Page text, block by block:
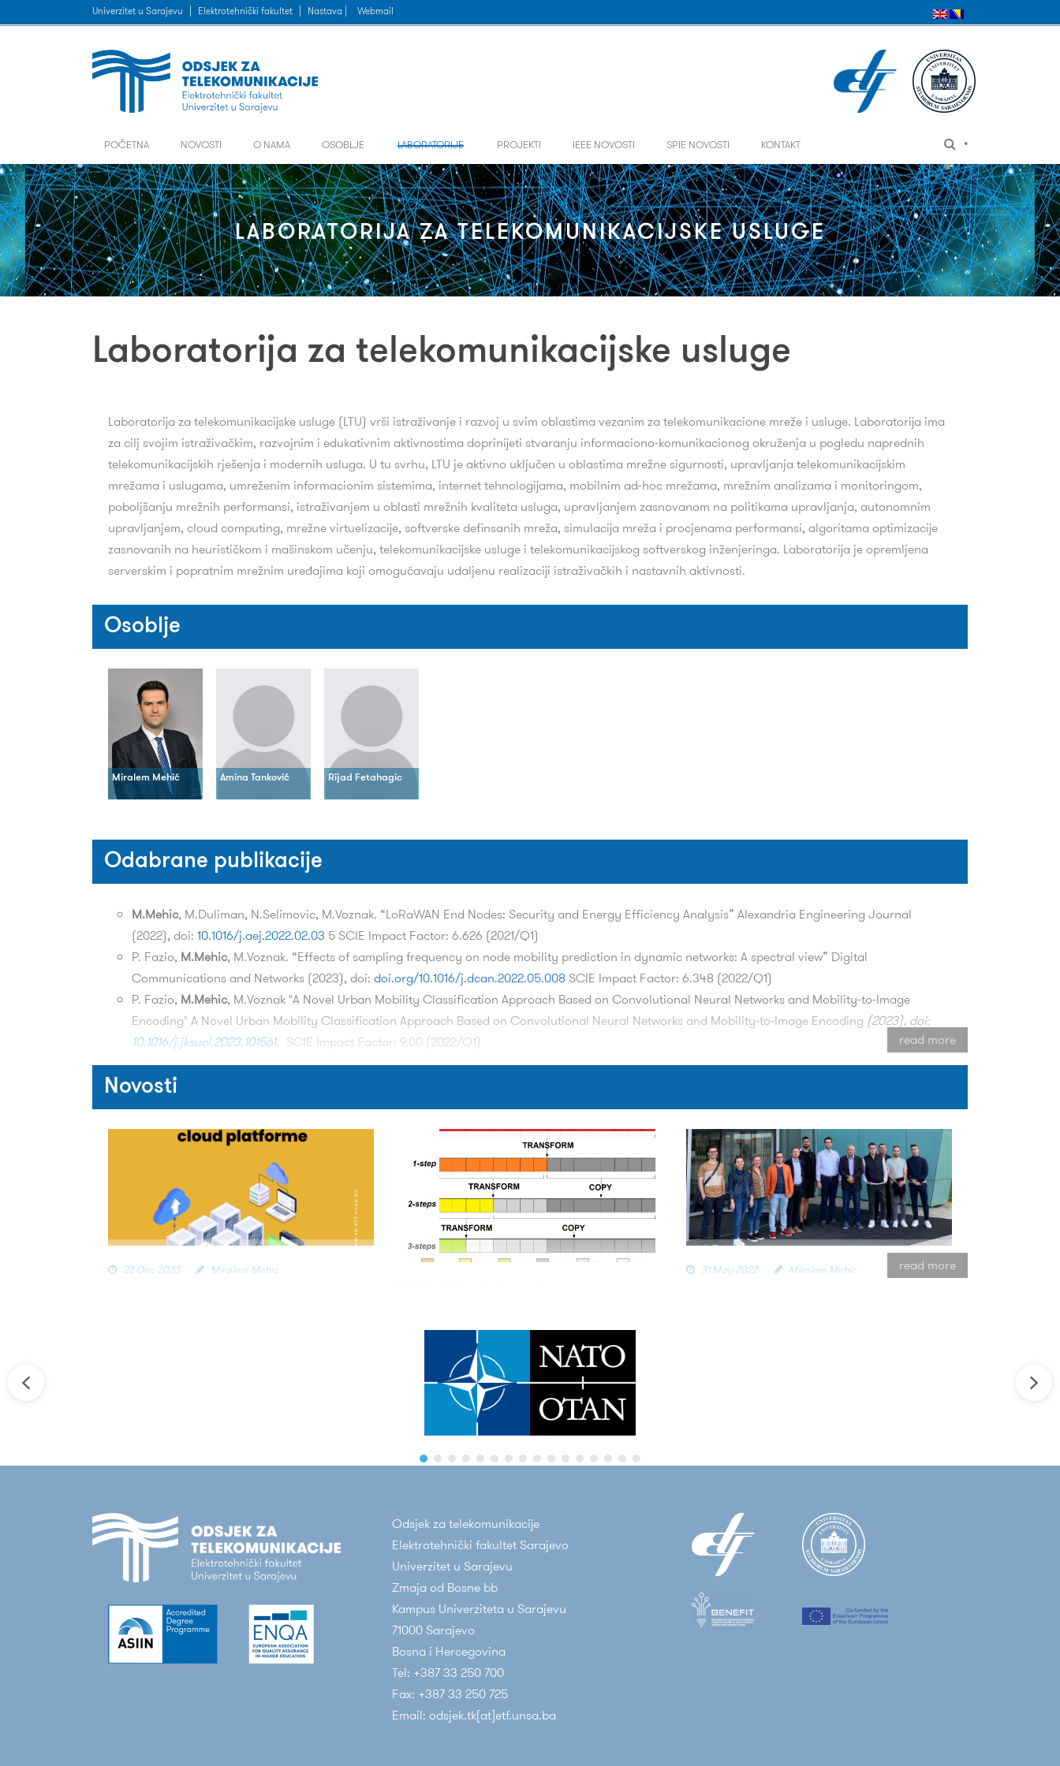
Univerzitet u Sarajevu Elektrotehnički fakultet Nastava | Webmail
POČETNA NOVOSTI O NAMA OSOBLJE LABORATORIJE PROJEKTI IEEE NOVOSTI SPIE NOVOSTI KONTAKT •
LABORATORIJA ZA TELEKOMUNIKACIJSKE USLUGE
Laboratorija za telekomunikacijske usluge
Laboratorija za telekomunikacijske usluge (LTU) vrši istraživanje i razvoj u svim oblastima vezanim za telekomunikacione mreže i usluge. Laboratorija ima
za cilj svojim istraživačkim, razvojnim i edukativnim aktivnostima doprinijeti stvaranju informaciono-komunikacionog okruženja u pogledu naprednih
telekomunikacijskih rješenja i modernih usluga. U tu svrhu, LTU je aktivno uključen u oblastima mrežne sigurnosti, upravljanja telekomunikacijskim
mrežama i uslugama, umreženim informacionim sistemima, internet tehnologijama, mobilnim ad-hoc mrežama, mrežnim analizama i monitoringom,
poboljšanju mrežnih performansi, istraživanjem u oblasti mrežnih kvaliteta usluga, upravljanjem zasnovanom na politikama upravljanja, autonomnim
upravljanjem, cloud computing, mrežne virtuelizacije, softverske definsanih mreža, simulacija mreža i procjenama performansi, algoritama optimizacije
zasnovanih na heurističkom i mašinskom učenju, telekomunikacijske usluge i telekomunikacijskog softverskog inženjeringa. Laboratorija je opremljena
serverskim i popratnim mrežnim uređajima koji omogućavaju udaljenu realizaciji istraživačkih i nastavnih aktivnosti.
Osoblje
Miralem Mehić Amina Tanković Rijad Fetahagic
Odabrane publikacije
M.Mehic, M.Duliman, N.Selimovic, M.Voznak. “LoRaWAN End Nodes: Security and Energy Efficiency Analysis” Alexandria Engineering Journal
(2022), doi: 10.1016/j.aej.2022.02.03 5 SCIE Impact Factor: 6.626 (2021/Q1)
P. Fazio, M.Mehic, M.Voznak. “Effects of sampling frequency on node mobility prediction in dynamic networks: A spectral view” Digital
Communications and Networks (2023), doi: doi.org/10.1016/j.dcan.2022.05.008 SCIE Impact Factor: 6.348 (2022/Q1)
P. Fazio, M.Mehic, M.Voznak "A Novel Urban Mobility Classification Approach Based on Convolutional Neural Networks and Mobility-to-Image
Encoding" A Novel Urban Mobility Classification Approach Based on Convolutional Neural Networks and Mobility-to-Image Encoding (2023), doi:
10.1016/j.jksuci.2023.101561, SCIE Impact Factor: 9.00 (2022/Q1)
P. Fazio,M.Mehic, M.Voznak, F.De Rango, & M. Tropea. "A novel predictive approach for mobility activeness in mobile wireless networks".Computer
Networks
P. Fazio,M.Mehic, M.Voznak, "An innovative dynamic mobility sampling scheme based on multiresolution wavelet analysis in IoT networks".IEEE
Internet of Things Journal ,9 (13), pp.11336-11350. doi: 10.1109/JIOT.2021.3126550SCIE Impact Factor: 7.9 (2022/Q1)
read more
Novosti
22 Dec 2023 Miralem Mehic
SYSTEMS JOURNAL
Objavljen rad u časopisu IEEE Systems Journal
31 May 2022 Miralem Mehic
22 Mar 2022 Miralem Mehic
PREDAVANJE PROF.DR. AHMET ALTUNCU,
TURSKA
Dana 21. marta, Prof.Dr. Ahmet ALTUNCU,
Director of Photonics Technologies Application
and Research Center (FOTAM) Kütahya
Dumlupınar University, Türkiye, održao...
Continue Reading
read more
Odsjek za telekomunikacije
Elektrotehnički fakultet Sarajevo
Univerzitet u Sarajevu
Zmaja od Bosne bb
Kampus Univerziteta u Sarajevu
71000 Sarajevo
Bosna i Hercegovina
Tel: +387 33 250 700
Fax: +387 33 250 725
Email: odsjek.tk[at]etf.unsa.ba